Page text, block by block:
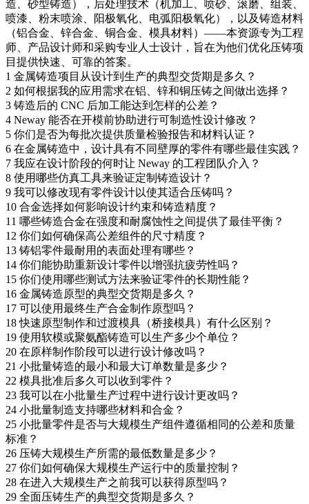
造、砂型铸造），后处理技术（机加工、喷砂、滚磨、组装、
喷漆、粉末喷涂、阳极氧化、电弧阳极氧化），以及铸造材料
（铝合金、锌合金、铜合金、模具材料）——本资源专为工程
师、产品设计师和采购专业人士设计，旨在为他们优化压铸项
目提供快速、可靠的答案。
1 金属铸造项目从设计到生产的典型交货期是多久？
2 如何根据我的应用需求在铝、锌和铜压铸之间做出选择？
3 铸造后的 CNC 后加工能达到怎样的公差？
4 Neway 能否在开模前协助进行可制造性设计修改？
5 你们是否为每批次提供质量检验报告和材料认证？
6 在金属铸造中，设计具有不同壁厚的零件有哪些最佳实践？
7 我应在设计阶段的何时让 Neway 的工程团队介入？
8 使用哪些仿真工具来验证定制铸造设计？
9 我可以修改现有零件设计以使其适合压铸吗？
10 合金选择如何影响设计约束和铸造精度？
11 哪些铸造合金在强度和耐腐蚀性之间提供了最佳平衡？
12 你们如何确保高公差组件的尺寸精度？
13 铸铝零件最耐用的表面处理有哪些？
14 你们能协助重新设计零件以增强抗疲劳性吗？
15 你们使用哪些测试方法来验证零件的长期性能？
16 金属铸造原型的典型交货期是多久？
17 可以使用最终生产合金制作原型吗？
18快速原型制作和过渡模具（桥接模具）有什么区别？
19 使用软模或聚氨酯铸造可以生产多少个单位？
20 在原样制作阶段可以进行设计修改吗？
21 小批量铸造的最小和最大订单数量是多少？
22 模具批准后多久可以收到零件？
23 我可以在小批量生产过程中进行设计更改吗？
24 小批量制造支持哪些材料和合金？
25 小批量零件是否与大规模生产组件遵循相同的公差和质量
标准？
26 压铸大规模生产所需的最低数量是多少？
27 你们如何确保大规模生产运行中的质量控制？
28 在进入大规模生产之前我可以获得原型吗？
29 全面压铸生产的典型交货期是多久？